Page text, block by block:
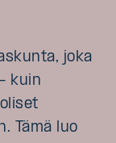
joka
kuin
Tämä luo